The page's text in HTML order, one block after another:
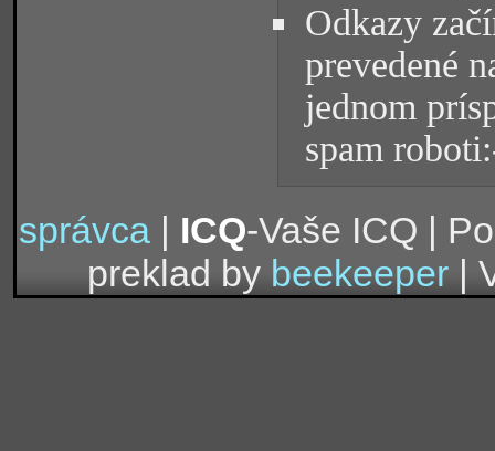
Odkazy
prevedené
jednom
spam
správca| ICQ-Vaše ICQ |
preklad by beekeeper |